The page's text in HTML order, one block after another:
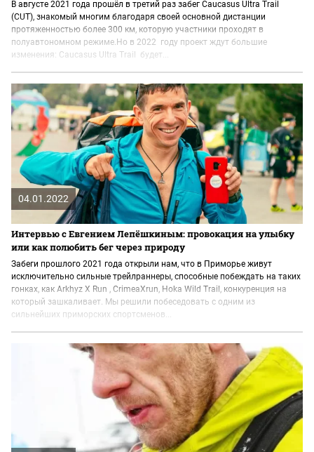
В августе 2021 года прошёл в третий раз забег Caucasus Ultra Trail
(CUT), знакомый многим благодаря своей основной дистанции
протяженностью более 300 км, которую участники проходят в
полуавтономном режиме.Но в 2022 году проект ждут большие
изменения: Caucasus Ultra Trail будет...
04.01.2022
Интервью с Евгением Лепёшкиным: провокация на улыбку
или как полюбить бег через природу
Забеги прошлого 2021 года открыли нам, что в Приморье живут
исключительно сильные трейлраннеры, способные побеждать на таких
гонках, как Arkhyz X Run , CrimeaXrun, Hoka Wild Trail, конкуренция на
который зашкаливает. Мы решили побеседовать с одним из
сильнейших приморских спортсменов...